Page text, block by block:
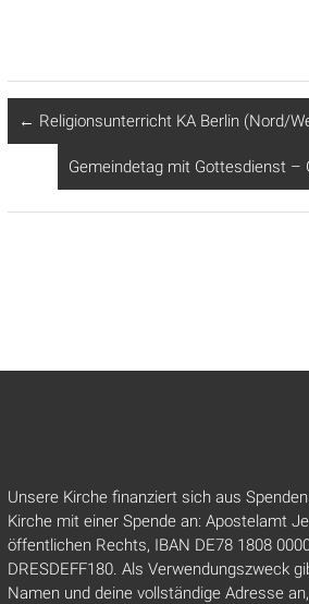
← Religionsunterricht KA Berlin (Nord/
Gemeindetag mit Gottesdienst –
Unsere Kirche finanziert sich aus
Kirche mit einer Spende an: Apostelamt
öffentlichen Rechts, IBAN DE78 1808
DRESDEFF180. Als Verwendungszweck
Namen und deine vollständige Adresse